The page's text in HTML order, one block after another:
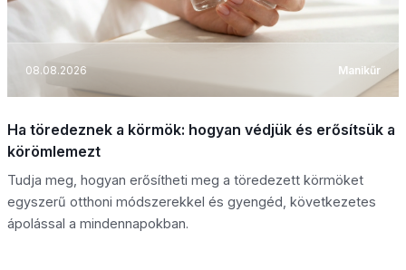
08.08.2026 Manikűr
Ha töredeznek a körmök: hogyan védjük és erősítsük a
körömlemezt
Tudja meg, hogyan erősítheti meg a töredezett körmöket
egyszerű otthoni módszerekkel és gyengéd, következetes
ápolással a mindennapokban.